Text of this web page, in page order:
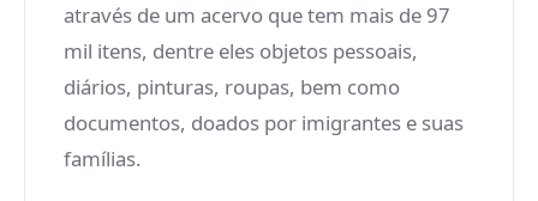
através de um acervo que tem mais de 97
mil itens, dentre eles objetos pessoais,
diários, pinturas, roupas, bem como
documentos, doados por imigrantes e suas
famílias.